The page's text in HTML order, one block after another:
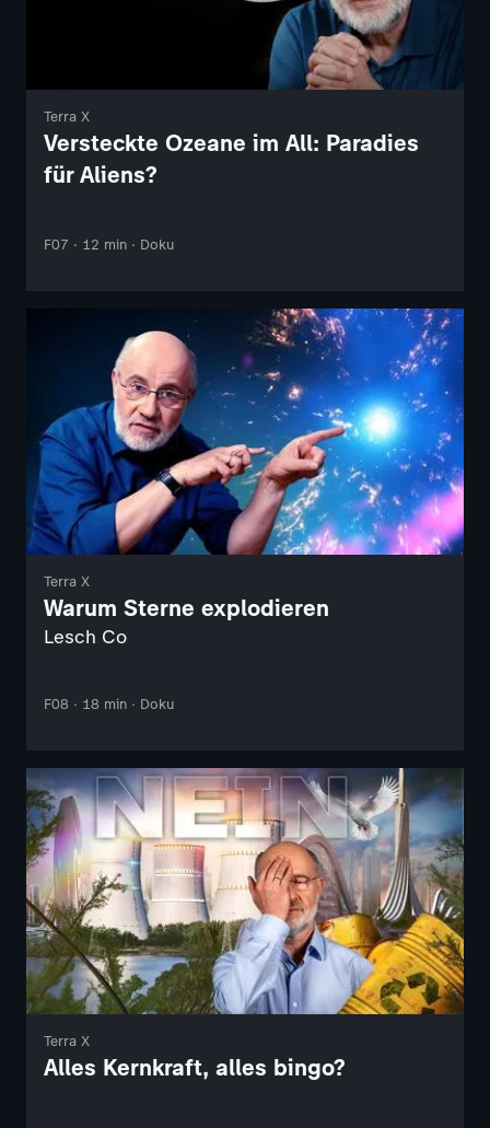
Terra X
Versteckte Ozeane im All: Paradies
für Aliens?
F07 · 12 min · Doku
Terra X
Warum Sterne explodieren
Lesch Co
F08 · 18 min · Doku
Terra X
Alles Kernkraft, alles bingo?